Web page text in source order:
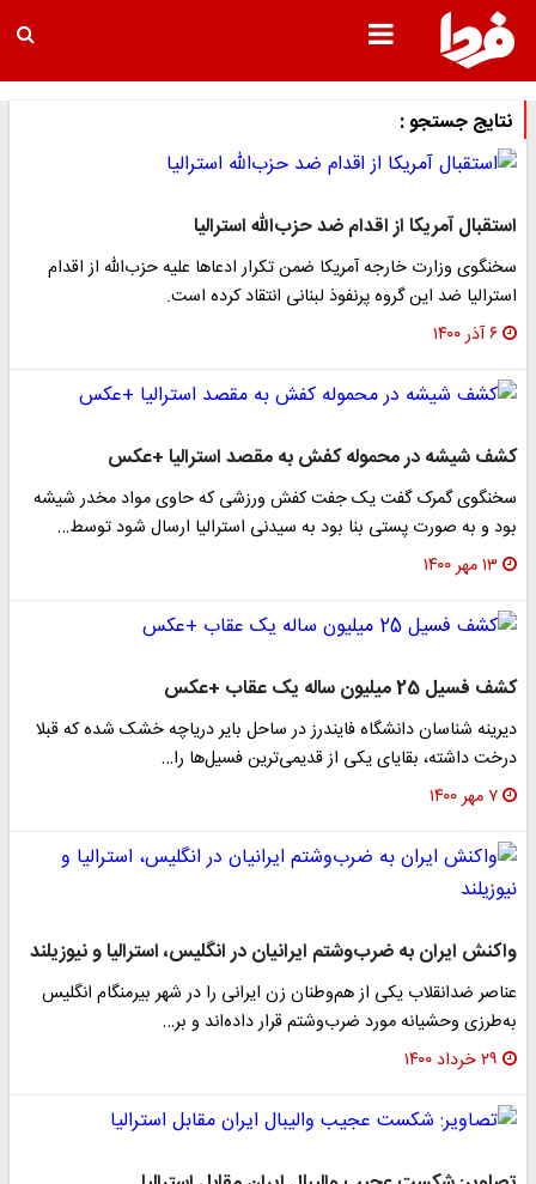
نتایج جستجو :
استقبال آمریکا از اقدام ضد حزب‌الله استرالیا
سخنگوی وزارت خارجه آمریکا ضمن تکرار ادعاها علیه حزب‌الله از اقدام
استرالیا ضد این گروه پرنفوذ لبنانی انتقاد کرده است.
۶ آذر ۱۴۰۰
کشف شیشه در محموله کفش به مقصد استرالیا +عکس
سخنگوی گمرک گفت یک جفت کفش ورزشی که حاوی مواد مخدر شیشه
بود و به صورت پستی بنا بود به سیدنی استرالیا ارسال شود توسط…
۱۳ مهر ۱۴۰۰
کشف فسیل 25 میلیون ساله یک عقاب +عکس
دیرینه شناسان دانشگاه فایندرز در ساحل بایر دریاچه‌ خشک شده که قبلا
درخت داشته، بقایای یکی از قدیمی‌ترین فسیل‌ها را…
۷ مهر ۱۴۰۰
واکنش ایران به ضرب‌وشتم ایرانیان در انگلیس، استرالیا و نیوزیلند
عناصر ضدانقلاب یکی از هم‌وطنان زن ایرانی را در شهر بیرمنگام انگلیس
به‌طرزی وحشیانه مورد ضرب‌وشتم قرار داده‌اند و بر…
۲۹ خرداد ۱۴۰۰